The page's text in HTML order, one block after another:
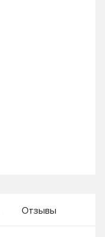
Отзывы